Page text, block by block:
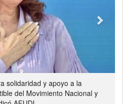
solidaridad y apoyo a la
del Movimiento Nacional y